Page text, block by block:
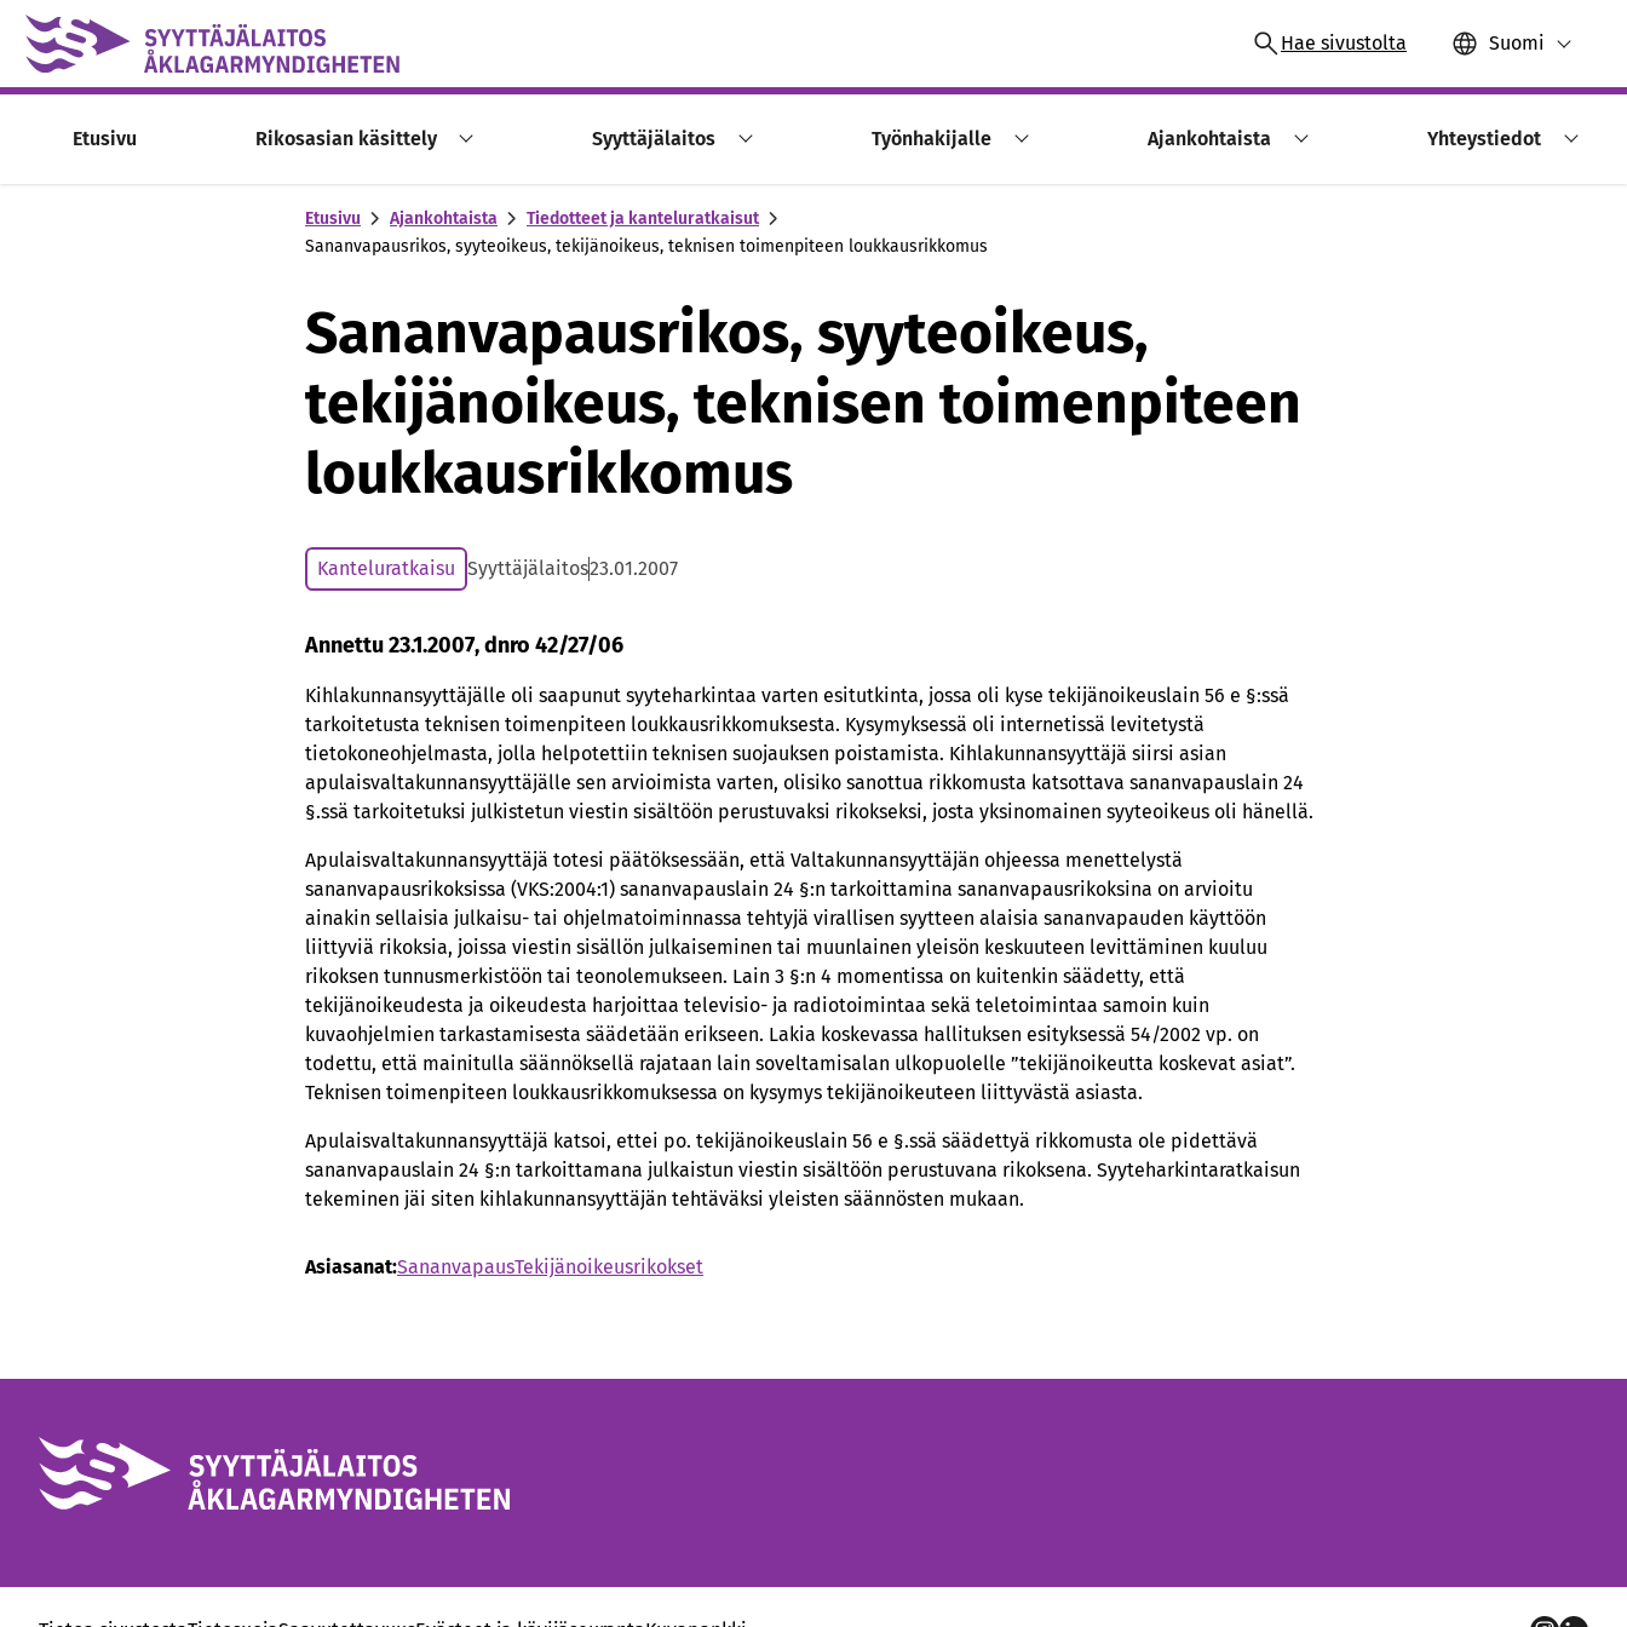
Skip to content -saavutettavuusohje
Hae sivustolta Suomi
Etusivu Rikosasian käsittely Syyttäjälaitos Työnhakijalle Ajankohtaista Yhteystiedot
Etusivu Ajankohtaista
Tiedotteet ja kanteluratkaisut
Sananvapausrikos, syyteoikeus, tekijänoikeus, teknisen toimenpiteen loukkausrikkomus
Sananvapausrikos, syyteoikeus,
tekijänoikeus, teknisen toimenpiteen
loukkausrikkomus
Kanteluratkaisu Syyttäjälaitos23.01.2007
Annettu 23.1.2007, dnro 42/27/06
Kihlakunnansyyttäjälle oli saapunut syyteharkintaa varten esitutkinta, jossa oli kyse tekijänoikeuslain 56 e §:ssä
tarkoitetusta teknisen toimenpiteen loukkausrikkomuksesta. Kysymyksessä oli internetissä levitetystä
tietokoneohjelmasta, jolla helpotettiin teknisen suojauksen poistamista. Kihlakunnansyyttäjä siirsi asian
apulaisvaltakunnansyyttäjälle sen arvioimista varten, olisiko sanottua rikkomusta katsottava sananvapauslain 24
§.ssä tarkoitetuksi julkistetun viestin sisältöön perustuvaksi rikokseksi, josta yksinomainen syyteoikeus oli hänellä.
Apulaisvaltakunnansyyttäjä totesi päätöksessään, että Valtakunnansyyttäjän ohjeessa menettelystä
sananvapausrikoksissa (VKS:2004:1) sananvapauslain 24 §:n tarkoittamina sananvapausrikoksina on arvioitu
ainakin sellaisia julkaisu- tai ohjelmatoiminnassa tehtyjä virallisen syytteen alaisia sananvapauden käyttöön
liittyviä rikoksia, joissa viestin sisällön julkaiseminen tai muunlainen yleisön keskuuteen levittäminen kuuluu
rikoksen tunnusmerkistöön tai teonolemukseen. Lain 3 §:n 4 momentissa on kuitenkin säädetty, että
tekijänoikeudesta ja oikeudesta harjoittaa televisio- ja radiotoimintaa sekä teletoimintaa samoin kuin
kuvaohjelmien tarkastamisesta säädetään erikseen. Lakia koskevassa hallituksen esityksessä 54/2002 vp. on
todettu, että mainitulla säännöksellä rajataan lain soveltamisalan ulkopuolelle ”tekijänoikeutta koskevat asiat”.
Teknisen toimenpiteen loukkausrikkomuksessa on kysymys tekijänoikeuteen liittyvästä asiasta.
Apulaisvaltakunnansyyttäjä katsoi, ettei po. tekijänoikeuslain 56 e §.ssä säädettyä rikkomusta ole pidettävä
sananvapauslain 24 §:n tarkoittamana julkaistun viestin sisältöön perustuvana rikoksena. Syyteharkintaratkaisun
tekeminen jäi siten kihlakunnansyyttäjän tehtäväksi yleisten säännösten mukaan.
Asiasanat:SananvapausTekijänoikeusrikokset